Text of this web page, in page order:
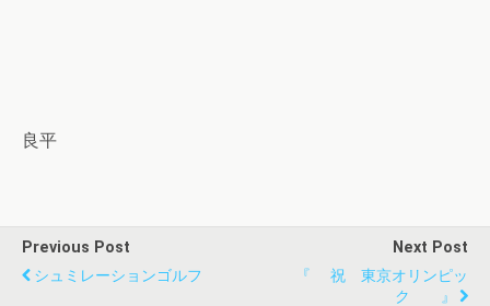
良平
Previous Post
シュミレーションゴルフ
Next Post
『 祝 東京オリンピッ
ク 』